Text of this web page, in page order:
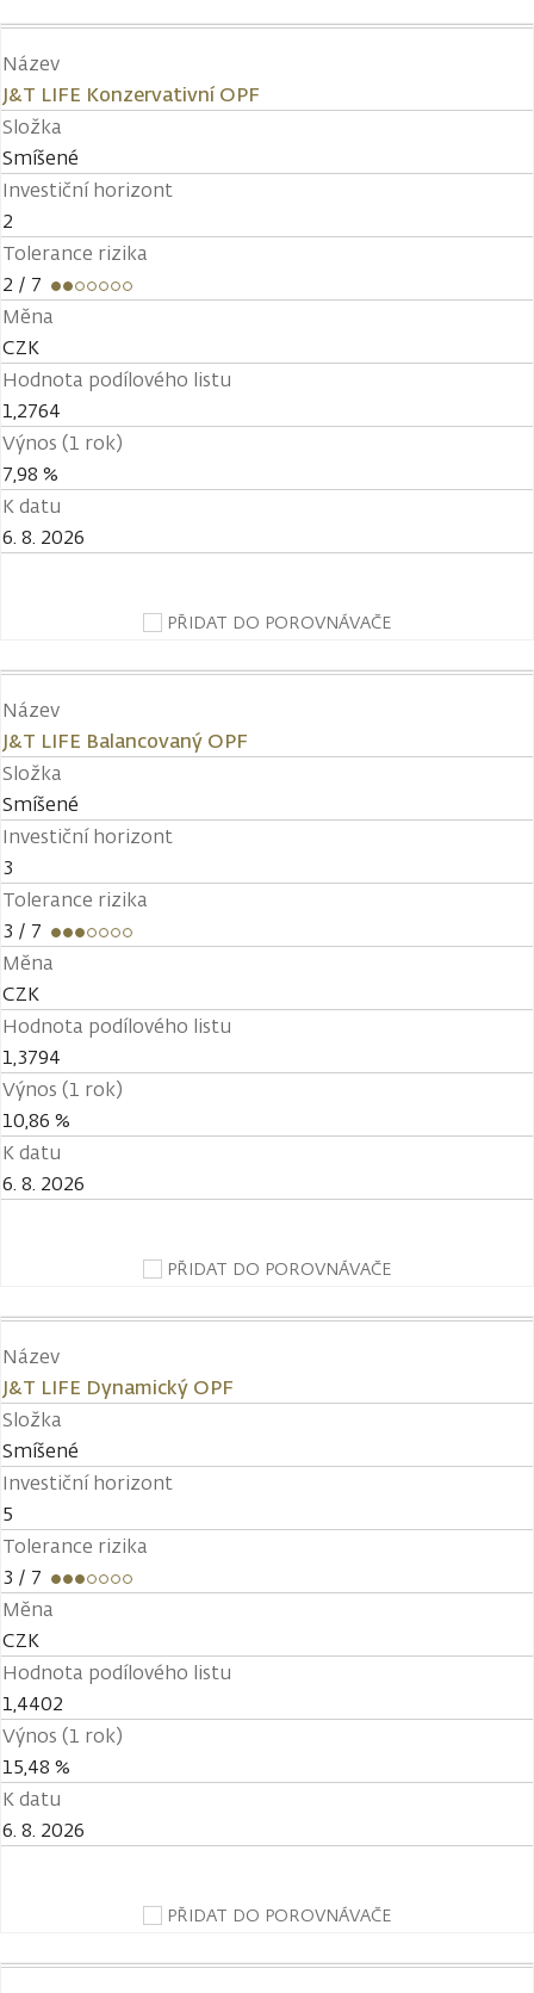
Název
J&T LIFE Konzervativní OPF
Složka
Smíšené
Investiční horizont
2
Tolerance rizika
2 / 7
Měna
CZK
Hodnota podílového listu
1,2764
Výnos (1 rok)
7,98 %
K datu
6. 8. 2026
PŘIDAT DO POROVNÁVAČE
Název
J&T LIFE Balancovaný OPF
Složka
Smíšené
Investiční horizont
3
Tolerance rizika
3 / 7
Měna
CZK
Hodnota podílového listu
1,3794
Výnos (1 rok)
10,86 %
K datu
6. 8. 2026
PŘIDAT DO POROVNÁVAČE
Název
J&T LIFE Dynamický OPF
Složka
Smíšené
Investiční horizont
5
Tolerance rizika
3 / 7
Měna
CZK
Hodnota podílového listu
1,4402
Výnos (1 rok)
15,48 %
K datu
6. 8. 2026
PŘIDAT DO POROVNÁVAČE